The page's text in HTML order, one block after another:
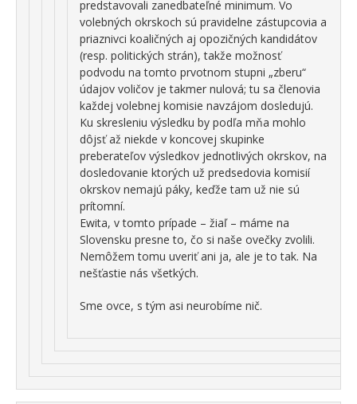
predstavovali zanedbateľné minimum. Vo
volebných okrskoch sú pravidelne zástupcovia a
priaznivci koaličných aj opozičných kandidátov
(resp. politických strán), takže možnosť
podvodu na tomto prvotnom stupni „zberu“
údajov voličov je takmer nulová; tu sa členovia
každej volebnej komisie navzájom dosledujú.
Ku skresleniu výsledku by podľa mňa mohlo
dôjsť až niekde v koncovej skupinke
preberateľov výsledkov jednotlivých okrskov, na
dosledovanie ktorých už predsedovia komisií
okrskov nemajú páky, keďže tam už nie sú
prítomní.
Ewita, v tomto prípade – žiaľ – máme na
Slovensku presne to, čo si naše ovečky zvolili.
Nemôžem tomu uveriť ani ja, ale je to tak. Na
nešťastie nás všetkých.
Sme ovce, s tým asi neurobíme nič.